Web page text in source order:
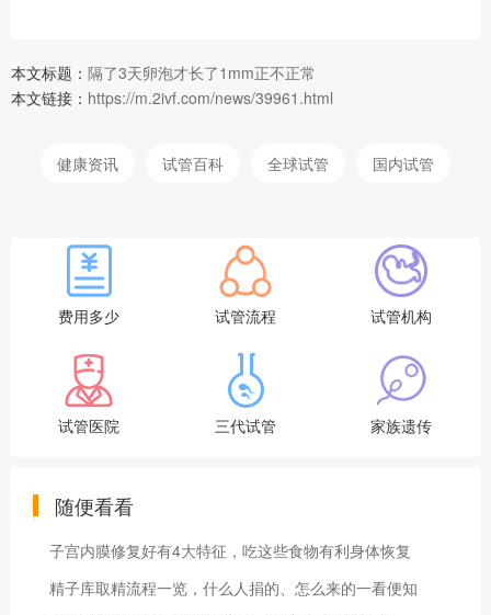
本文标题： 隔了3天卵泡才长了1mm正不正常
本文链接： https://m.2ivf.com/news/39961.html
健康资讯 试管百科 全球试管 国内试管
费用多少 试管流程 试管机构
试管医院 三代试管 家族遗传
随便看看
子宫内膜修复好有4大特征，吃这些食物有利身体恢复
精子库取精流程一览，什么人捐的、怎么来的一看便知